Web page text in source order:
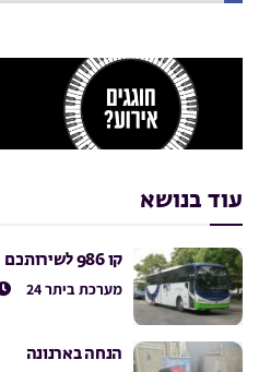
עוד בנושא
קו 986 לשירותכם
מערכת ביתר 24
הנחה בארנונה